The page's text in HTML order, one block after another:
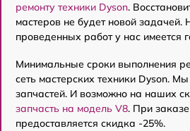
ремонту техники Dyson.
мастеров не будет новой задачей.
проведенных работ у нас имеется
Минимальные сроки выполнения
сеть мастерских техники Dyson.
запчастей. И возможно на наших
запчасть на модель V8. При
предоставляется скидка -25%.